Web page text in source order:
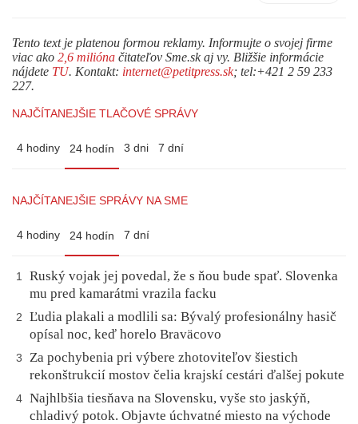
Tento text je platenou formou reklamy. Informujte o svojej firme
viac ako 2,6 milióna čitateľov Sme.sk aj vy. Bližšie informácie
nájdete TU. Kontakt: internet@petitpress.sk; tel:+421 2 59 233
227.
NAJČÍTANEJŠIE TLAČOVÉ SPRÁVY
4 hodiny 24 hodín 3 dni 7 dní
NAJČÍTANEJŠIE SPRÁVY NA SME
4 hodiny 24 hodín 7 dní
1
Ruský vojak jej povedal, že s ňou bude spať. Slovenka
mu pred kamarátmi vrazila facku
2
Ľudia plakali a modlili sa: Bývalý profesionálny hasič
opísal noc, keď horelo Braväcovo
3
Za pochybenia pri výbere zhotoviteľov šiestich
rekonštrukcií mostov čelia krajskí cestári ďalšej pokute
4 Najhlbšia tiesňava na Slovensku, vyše sto jaskýň,
chladivý potok. Objavte úchvatné miesto na východe